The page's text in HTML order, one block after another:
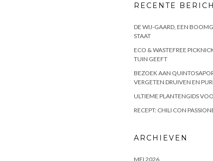
RECENTE
DE WIJ-GAARD, EEN
STAAT
ECO & WASTEFREE
TUIN GEEFT
BEZOEK AAN
VERGETEN DRUIVEN EN
ULTIEME PLANTENGIDS
RECEPT: CHILI CON
ARCHIEVEN
MEI 2026